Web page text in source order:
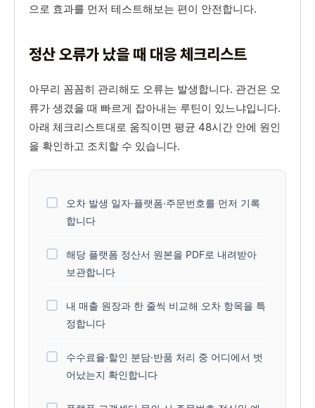
으로 효과를 먼저 테스트해보는 편이 안전합니다.
정산 오류가 났을 때 대응 체크리스트
아무리 꼼꼼히 관리해도 오류는 발생합니다. 관건은 오
류가 생겼을 때 빠르게 잡아내는 루틴이 있느냐입니다.
아래 체크리스트대로 움직이면 평균 48시간 안에 원인
을 확인하고 조치할 수 있습니다.
오차 발생 일자·플랫폼·주문번호를 먼저 기록
합니다
해당 플랫폼 정산서 원본을 PDF로 내려받아
보관합니다
내 매출 원장과 한 줄씩 비교해 오차 항목을 특
정합니다
수수료율·할인 분담·반품 처리 중 어디에서 벗
어났는지 확인합니다